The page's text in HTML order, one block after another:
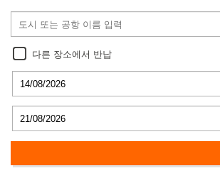
다른 장소에서 반납